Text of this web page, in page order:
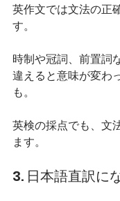
英作文では文法の正
す。
時制や冠詞、前置詞
違えると意味が変わ
も。
英検の採点でも、文
ます。
3. 日本語直訳に